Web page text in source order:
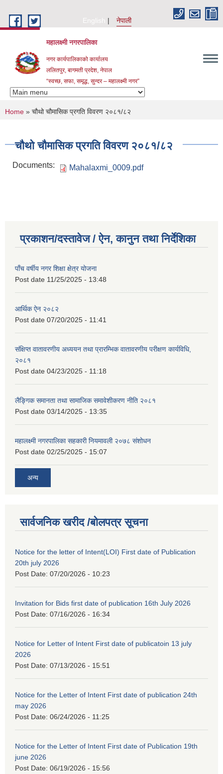
English
नेपाली
महालक्ष्मी नगरपालिका
नगर कार्यपालिकाको कार्यालय
ललितपुर, बागमती प्रदेश, नेपाल
“स्वच्छ, सफा, समृद्ध, सुन्दर – महालक्ष्मी नगर”
You are here
Home » चौथो चौमासिक प्रगति विवरण २०८१/८२
चौथो चौमासिक प्रगति विवरण २०८१/८२
Documents: Mahalaxmi_0009.pdf
प्रकाशन/दस्तावेज / ऐन, कानुन तथा निर्देशिका
पाँच वर्षीय नगर शिक्षा क्षेत्र योजना
Post date 11/25/2025 - 13:48
आर्थिक ऐन २०८२
Post date 07/20/2025 - 11:41
संक्षिप्त वातावरणीय अध्ययन तथा प्रारम्भिक वातावरणीय परीक्षण कार्यविधि,
२०८१
Post date 04/23/2025 - 11:18
लैङ्गिक समानता तथा सामाजिक समावेशीकरण नीति २०८१
Post date 03/14/2025 - 13:35
महालक्ष्मी नगरपालिका सहकारी नियमावली २०७८ संशोधन
Post date 02/25/2025 - 15:07
अन्य
सार्वजनिक खरीद /बोलपत्र सूचना
Notice for the letter of Intent(LOI) First date of Publication
20th july 2026
Post Date: 07/20/2026 - 10:23
Invitation for Bids first date of publication 16th July 2026
Post Date: 07/16/2026 - 16:34
Notice for Letter of Intent First date of publicatoin 13 july
2026
Post Date: 07/13/2026 - 15:51
Notice for the Letter of Intent First date of publication 24th
may 2026
Post Date: 06/24/2026 - 11:25
Notice for the Letter of Intent First date of Publication 19th
june 2026
Post Date: 06/19/2026 - 15:56